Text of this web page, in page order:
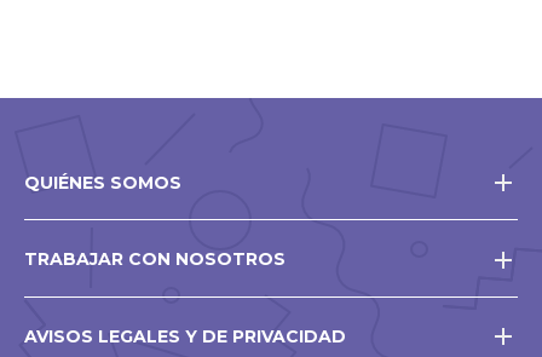
QUIÉNES SOMOS
TRABAJAR CON NOSOTROS
AVISOS LEGALES Y DE PRIVACIDAD